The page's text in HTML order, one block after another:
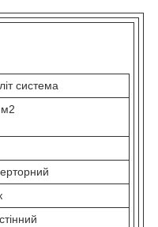
система